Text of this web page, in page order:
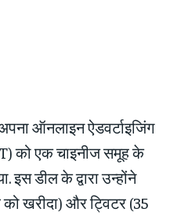
ऑनलाइन ऐडवर्टाइजिंग
को एक चाइनीज समूह के
इस डील के द्वारा उन्होंने
खरीदा) और ट्विटर (35